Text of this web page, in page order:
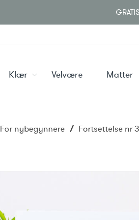
Klær Velvære Matter
For nybegynnere / Fortsettelse nr